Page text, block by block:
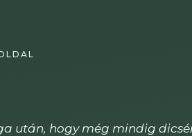
után, hogy még mindig